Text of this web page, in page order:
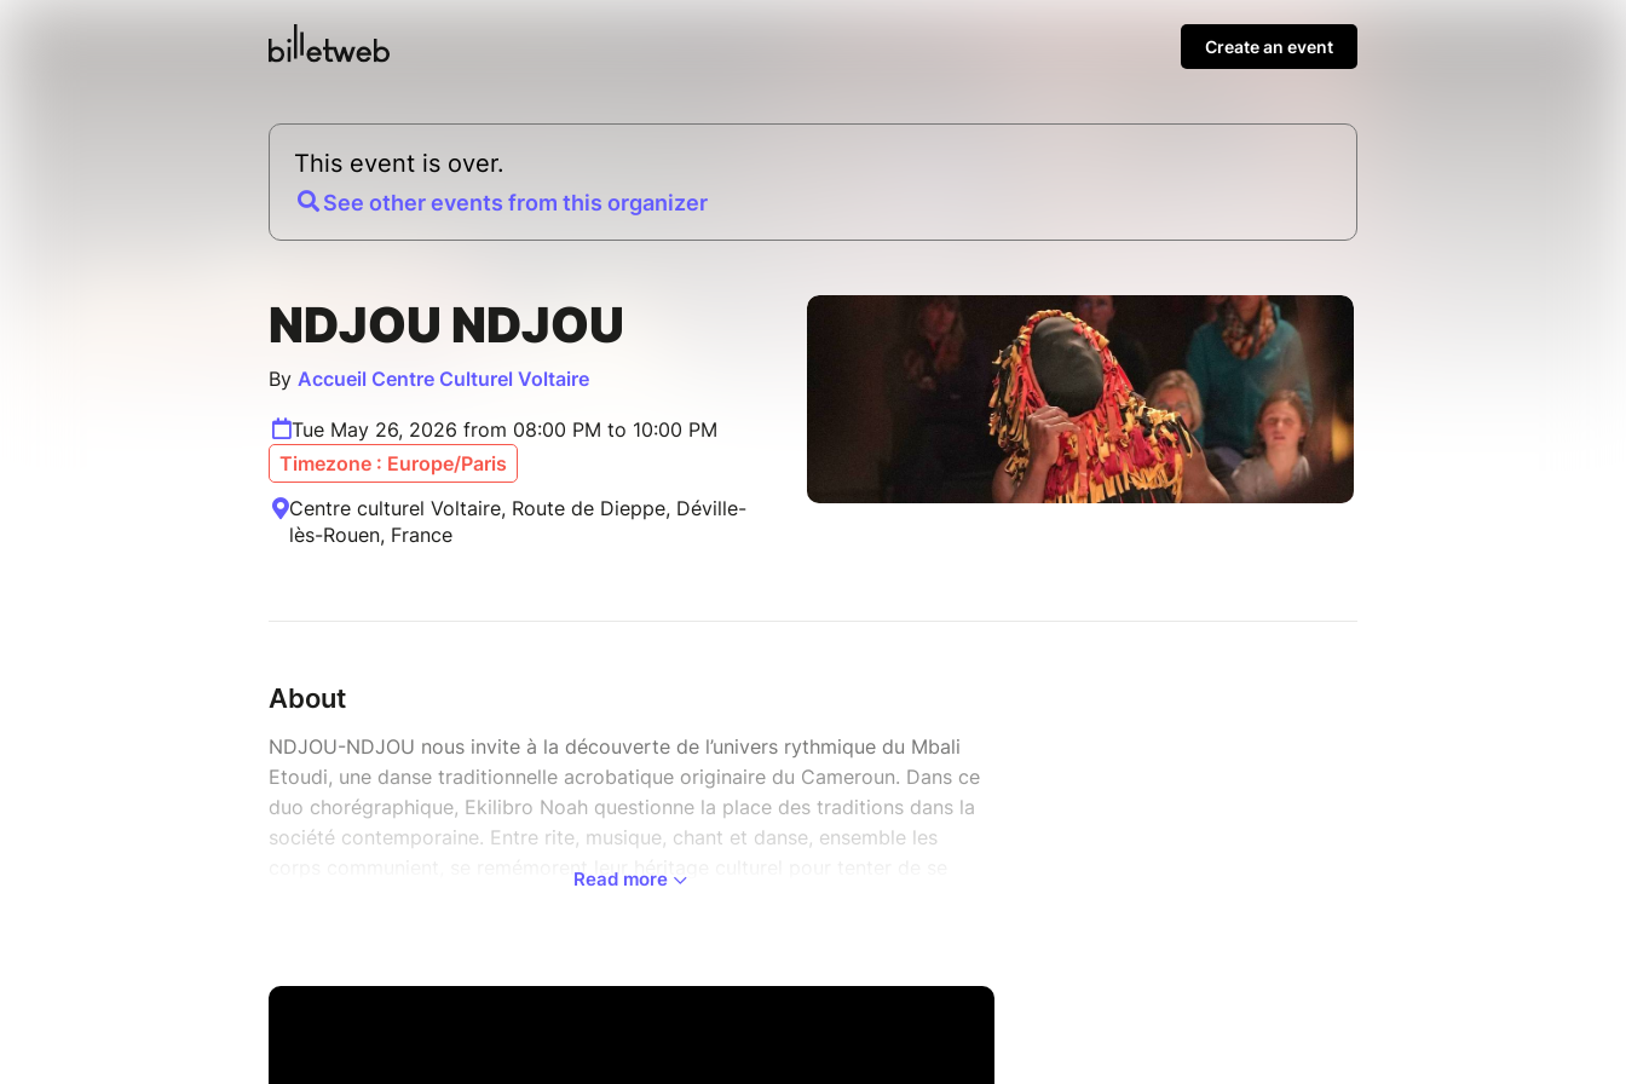
Create an event
This event is over.
See other events from this organizer
NDJOU NDJOU
By Accueil Centre Culturel Voltaire
Tue May 26, 2026 from 08:00 PM to 10:00 PM
Timezone : Europe/Paris
Centre culturel Voltaire, Route de Dieppe, Déville-
lès-Rouen, France
About
NDJOU-NDJOU nous invite à la découverte de l’univers rythmique du Mbali
Etoudi, une danse traditionnelle acrobatique originaire du Cameroun. Dans ce
duo chorégraphique, Ekilibro Noah questionne la place des traditions dans la
société contemporaine. Entre rite, musique, chant et danse, ensemble les
corps communient, se remémorent leur héritage culturel pour tenter de se
Danse : Koh Ngaba Anicet, Ekilibro Noah
Read more